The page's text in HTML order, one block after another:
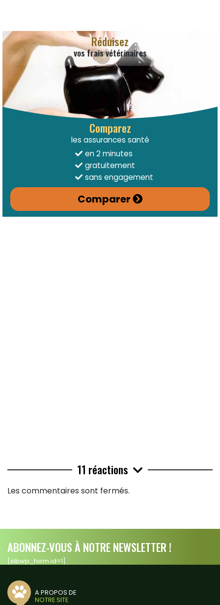
Réduisez
vos frais vétérinaires
Comparez
les assurances santé
en 2 minutes
gratuitement
sans engagement
Comparer
11 réactions
Les commentaires sont fermés.
ABONNEZ-VOUS À NOTRE NEWSLETTER !
[sibwp_form id=1]
A PROPOS DE
NOTRE SITE